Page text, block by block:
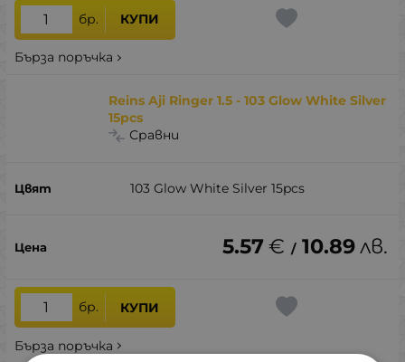
бр. КУПИ
Бърза поръчка
Reins Aji Ringer 1.5 - 103 Glow White Silver
15pcs
Сравни
103 Glow White Silver 15pcs
5.57 € / 10.89лв.
бр. КУПИ
Бърза поръчка